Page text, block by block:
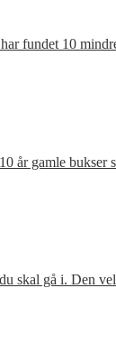
fundet 10
år gamle
skal gå i. Den